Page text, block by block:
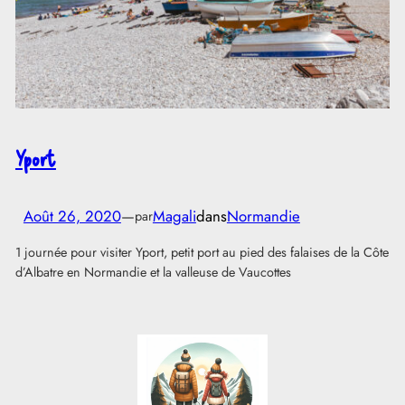
Yport
Août 26, 2020—parMagalidansNormandie
1 journée pour visiter Yport, petit port au pied des falaises de la Côte
d’Albatre en Normandie et la valleuse de Vaucottes